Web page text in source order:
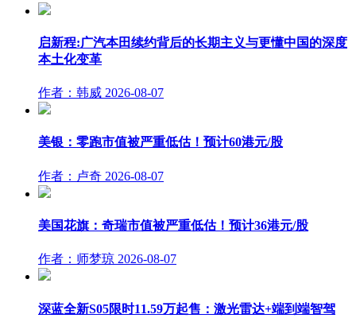
启新程:广汽本田续约背后的长期主义与更懂中国的深度
本土化变革
作者：韩威 2026-08-07
美银：零跑市值被严重低估！预计60港元/股
作者：卢奇 2026-08-07
美国花旗：奇瑞市值被严重低估！预计36港元/股
作者：师梦琼 2026-08-07
深蓝全新S05限时11.59万起售：激光雷达+端到端智驾